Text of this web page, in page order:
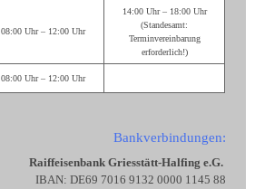
08:00 Uhr – 12:00 Uhr
14:00 Uhr – 18:00 Uhr
(Standesamt:
Terminvereinbarung
erforderlich!)
08:00 Uhr – 12:00 Uhr
Bankverbindungen:
Raiffeisenbank Griesstätt-Halfing e.G.
IBAN: DE69 7016 9132 0000 1145 88